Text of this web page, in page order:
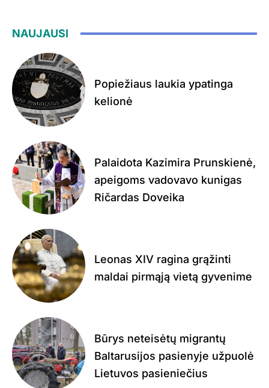
NAUJAUSI
Popiežiaus laukia ypatinga
kelionė
Palaidota Kazimira Prunskienė,
apeigoms vadovavo kunigas
Ričardas Doveika
Leonas XIV ragina grąžinti
maldai pirmąją vietą gyvenime
Būrys neteisėtų migrantų
Baltarusijos pasienyje užpuolė
Lietuvos pasieniečius